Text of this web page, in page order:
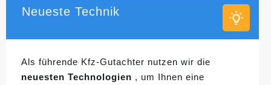
Neueste Technik
Als führende Kfz-Gutachter nutzen wir die
neuesten Technologien , um Ihnen eine